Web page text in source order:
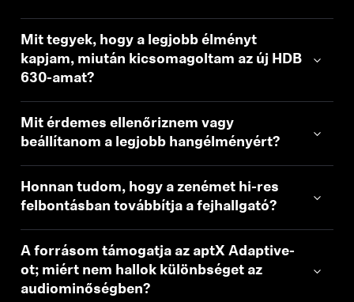
Mit tegyek, hogy a legjobb élményt
kapjam, miután kicsomagoltam az új HDB
630-amat?
Mit érdemes ellenőriznem vagy
beállítanom a legjobb hangélményért?
Honnan tudom, hogy a zenémet hi-res
felbontásban továbbítja a fejhallgató?
A forrásom támogatja az aptX Adaptive-
ot; miért nem hallok különbséget az
audiominőségben?